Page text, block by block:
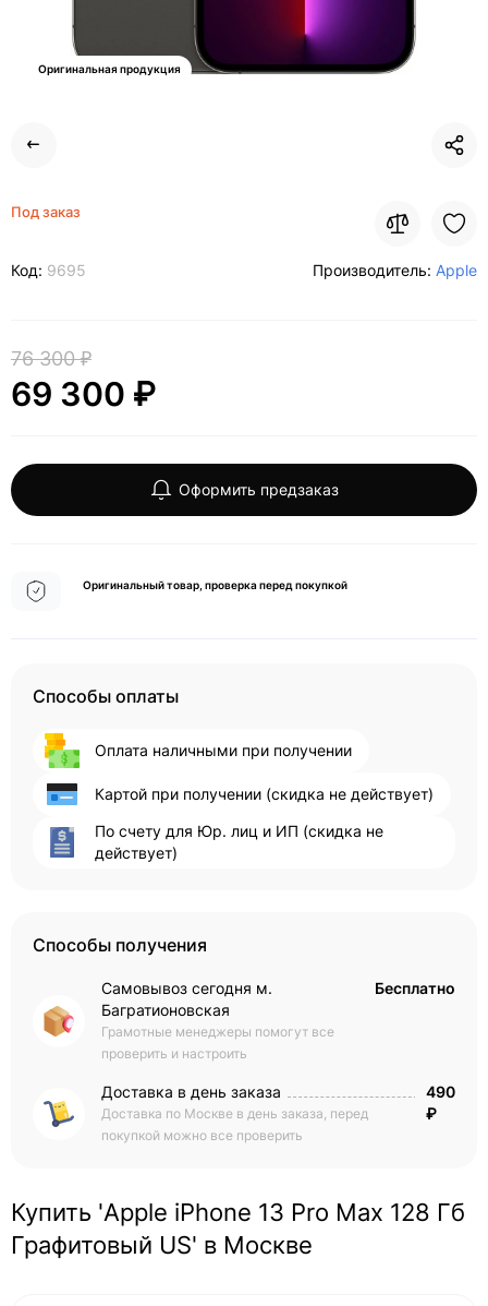
Оригинальная продукция
Под заказ
Код: 9695 Производитель: Apple
76 300 ₽
69 300 ₽
Оформить предзаказ
Оригинальный товар, проверка перед покупкой
Способы оплаты
Оплата наличными при получении
Картой при получении (скидка не действует)
По счету для Юр. лиц и ИП (скидка не
действует)
Способы получения
Самовывоз сегодня м.
Багратионовская
Грамотные менеджеры помогут все
проверить и настроить
Бесплатно
Доставка в день заказа
Доставка по Москве в день заказа, перед
покупкой можно все проверить
490
₽
Купить 'Apple iPhone 13 Pro Max 128 Гб
Графитовый US' в Москве